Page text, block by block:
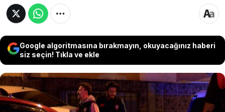
Google algoritmasına bırakmayın, okuyacağınız haberi
siz seçin! Tıkla ve ekle
İstanbul Esenler'de alacak verecek meselesi